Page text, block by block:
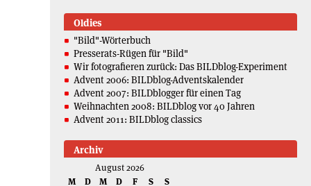
Oldies
"Bild"-Wörterbuch
Presserats-Rügen für "Bild"
Wir fotografieren zurück: Das BILDblog-Experiment
Advent 2006: BILDblog-Adventskalender
Advent 2007: BILDblogger für einen Tag
Weihnachten 2008: BILDblog vor 40 Jahren
Advent 2011: BILDblog classics
Archiv
August 2026
M
D M D F S S